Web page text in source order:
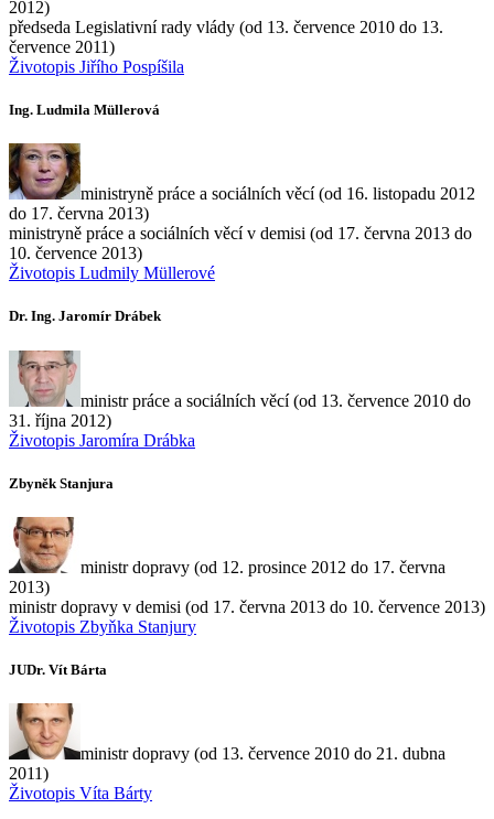
2012)
předseda Legislativní rady vlády (od 13. července 2010 do 13.
července 2011)
Životopis Jiřího Pospíšila
Ing. Ludmila Müllerová
ministryně práce a sociálních věcí (od 16. listopadu 2012
do 17. června 2013)
ministryně práce a sociálních věcí v demisi (od 17. června 2013 do
10. července 2013)
Životopis Ludmily Müllerové
Dr. Ing. Jaromír Drábek
ministr práce a sociálních věcí (od 13. července 2010 do
31. října 2012)
Životopis Jaromíra Drábka
Zbyněk Stanjura
ministr dopravy (od 12. prosince 2012 do 17. června
2013)
ministr dopravy v demisi (od 17. června 2013 do 10. července 2013)
Životopis Zbyňka Stanjury
JUDr. Vít Bárta
ministr dopravy (od 13. července 2010 do 21. dubna
2011)
Životopis Víta Bárty